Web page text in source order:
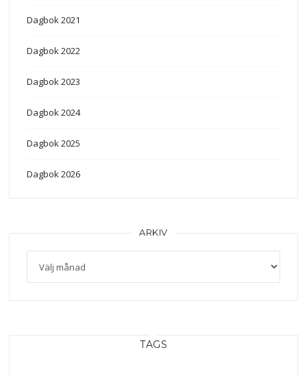
Dagbok 2021
Dagbok 2022
Dagbok 2023
Dagbok 2024
Dagbok 2025
Dagbok 2026
ARKIV
Arkiv
TAGS